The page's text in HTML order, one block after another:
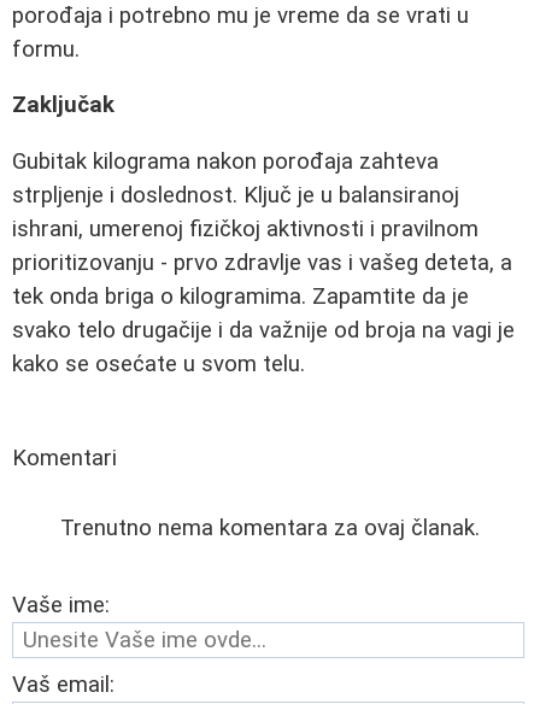
porođaja i potrebno mu je vreme da se vrati u
formu.
Zaključak
Gubitak kilograma nakon porođaja zahteva
strpljenje i doslednost. Ključ je u balansiranoj
ishrani, umerenoj fizičkoj aktivnosti i pravilnom
prioritizovanju - prvo zdravlje vas i vašeg deteta, a
tek onda briga o kilogramima. Zapamtite da je
svako telo drugačije i da važnije od broja na vagi je
kako se osećate u svom telu.
Komentari
Trenutno nema komentara za ovaj članak.
Vaše ime:
Vaš email: